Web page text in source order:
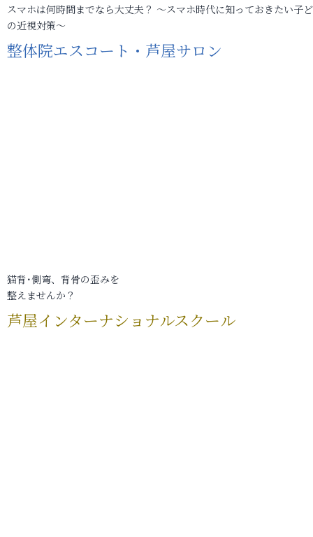
スマホは何時間までなら大丈夫？ ～スマホ時代に知っておきたい子
の近視対策～
整体院エスコート・芦屋サロン
猫背･側弯、背骨の歪みを
整えませんか？
芦屋インターナショナルスクール